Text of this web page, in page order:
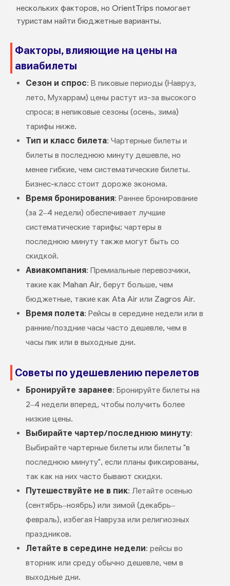
нескольких факторов, но OrientTrips помогает
туристам найти бюджетные варианты.
Факторы, влияющие на цены на
авиабилеты
Сезон и спрос: В пиковые периоды (Навруз,
лето, Мухаррам) цены растут из-за высокого
спроса; в непиковые сезоны (осень, зима)
тарифы ниже.
Тип и класс билета: Чартерные билеты и
билеты в последнюю минуту дешевле, но
менее гибкие, чем систематические билеты.
Бизнес-класс стоит дороже эконома.
Время бронирования: Раннее бронирование
(за 2–4 недели) обеспечивает лучшие
систематические тарифы; чартеры в
последнюю минуту также могут быть со
скидкой.
Авиакомпания: Премиальные перевозчики,
такие как Mahan Air, берут больше, чем
бюджетные, такие как Ata Air или Zagros Air.
Время полета: Рейсы в середине недели или в
ранние/поздние часы часто дешевле, чем в
часы пик или в выходные дни.
Советы по удешевлению перелетов
Бронируйте заранее: Бронируйте билеты на
2–4 недели вперед, чтобы получить более
низкие цены.
Выбирайте чартер/последнюю минуту:
Выбирайте чартерные билеты или билеты "в
последнюю минуту", если планы фиксированы,
так как на них часто бывают скидки.
Путешествуйте не в пик: Летайте осенью
(сентябрь–ноябрь) или зимой (декабрь–
февраль), избегая Навруза или религиозных
праздников.
Летайте в середине недели: рейсы во
вторник или среду обычно дешевле, чем в
выходные дни.